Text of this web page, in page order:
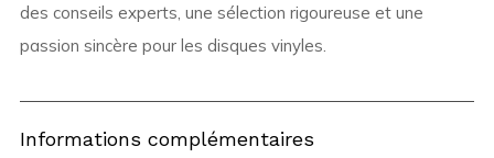
des conseils experts, une sélection rigoureuse et une
passion sincère pour les disques vinyles.
Informations complémentaires